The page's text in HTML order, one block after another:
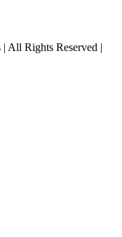
All Rights Reserved |